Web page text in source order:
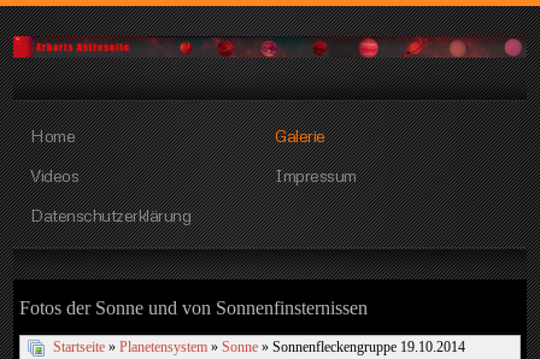
Home
Galerie
Videos
Impressum
Datenschutzerklärung
Fotos der Sonne und von Sonnenfinsternissen
Startseite »Planetensystem »Sonne » Sonnenfleckengruppe 19.10.2014